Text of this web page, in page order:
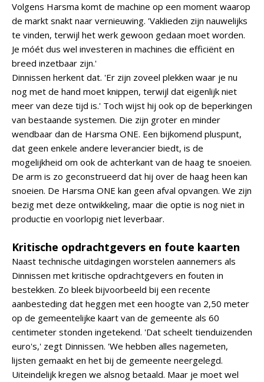
Volgens Harsma komt de machine op een moment waarop
de markt snakt naar vernieuwing. 'Vaklieden zijn nauwelijks
te vinden, terwijl het werk gewoon gedaan moet worden.
Je móét dus wel investeren in machines die efficiënt en
breed inzetbaar zijn.'
Dinnissen herkent dat. 'Er zijn zoveel plekken waar je nu
nog met de hand moet knippen, terwijl dat eigenlijk niet
meer van deze tijd is.' Toch wijst hij ook op de beperkingen
van bestaande systemen. Die zijn groter en minder
wendbaar dan de Harsma ONE. Een bijkomend pluspunt,
dat geen enkele andere leverancier biedt, is de
mogelijkheid om ook de achterkant van de haag te snoeien.
De arm is zo geconstrueerd dat hij over de haag heen kan
snoeien. De Harsma ONE kan geen afval opvangen. We zijn
bezig met deze ontwikkeling, maar die optie is nog niet in
productie en voorlopig niet leverbaar.
Kritische opdrachtgevers en foute kaarten
Naast technische uitdagingen worstelen aannemers als
Dinnissen met kritische opdrachtgevers en fouten in
bestekken. Zo bleek bijvoorbeeld bij een recente
aanbesteding dat heggen met een hoogte van 2,50 meter
op de gemeentelijke kaart van de gemeente als 60
centimeter stonden ingetekend. 'Dat scheelt tienduizenden
euro's,' zegt Dinnissen. 'We hebben alles nagemeten,
lijsten gemaakt en het bij de gemeente neergelegd.
Uiteindelijk kregen we alsnog betaald. Maar je moet wel